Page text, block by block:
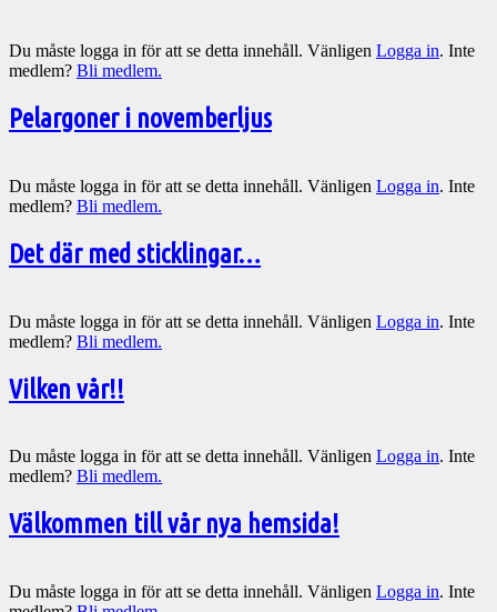
Du måste logga in för att se detta innehåll. Vänligen Logga in. Inte
medlem? Bli medlem.
Pelargoner i novemberljus
Du måste logga in för att se detta innehåll. Vänligen Logga in. Inte
medlem? Bli medlem.
Det där med sticklingar…
Du måste logga in för att se detta innehåll. Vänligen Logga in. Inte
medlem? Bli medlem.
Vilken vår!!
Du måste logga in för att se detta innehåll. Vänligen Logga in. Inte
medlem? Bli medlem.
Välkommen till vår nya hemsida!
Du måste logga in för att se detta innehåll. Vänligen Logga in. Inte